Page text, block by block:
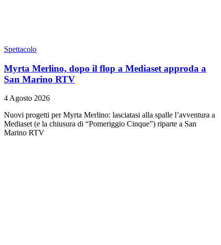
Spettacolo
Myrta Merlino, dopo il flop a Mediaset approda a
San Marino RTV
4 Agosto 2026
Nuovi progetti per Myrta Merlino: lasciatasi alla spalle l’avventura a
Mediaset (e la chiusura di “Pomeriggio Cinque”) riparte a San
Marino RTV